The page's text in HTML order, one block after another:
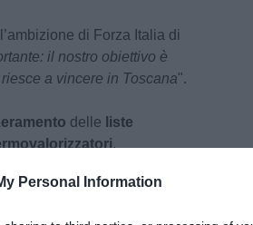
Personal Information
di Forza Italia di
il nostro obiettivo è
a vincere in Toscana".
delle liste
,
diPeretolae una decisa